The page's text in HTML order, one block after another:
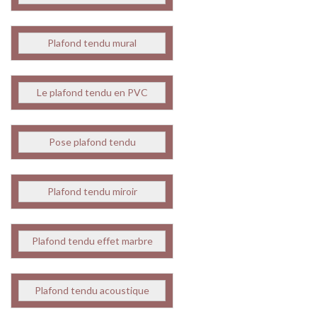
Plafond tendu mural
Le plafond tendu en PVC
Pose plafond tendu
Plafond tendu miroir
Plafond tendu effet marbre
Plafond tendu acoustique